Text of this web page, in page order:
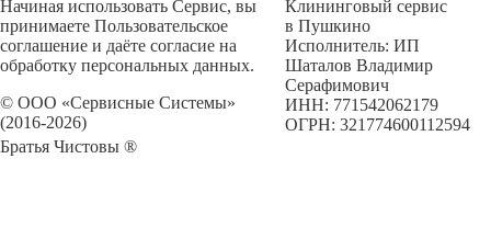
Начиная использовать Сервис, вы
принимаете Пользовательское
соглашение и даёте согласие на
обработку персональных данных.
© ООО «Сервисные Системы»
(2016-2026)
Братья Чистовы ®
Клининговый сервис
в Пушкино
Исполнитель: ИП
Шаталов Владимир
Серафимович
ИНН: 771542062179
ОГРН: 321774600112594